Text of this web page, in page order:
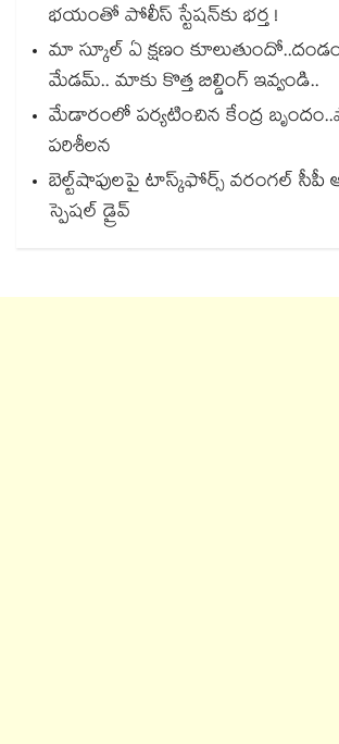
భయంతో పోలీస్ స్టేషన్⁫కు భర్త !
మా స్కూల్ ఏ క్షణం
మేడమ్.. మాకు కొత్త బిల్డింగ్ ఇవ్వండి..
మేడారంలో పర్యటించిన కేంద్ర
పరిశీలన
బెల్ట్‌‌‌‌‌‌‌‌‌‌‌‌‌‌‌‌‌‌‌‌‌‌‌‌‌‌‌‌‌‌‌‌షాపులపై టాస్క్‌‌‌‌‌‌‌‌‌‌‌‌‌‌‌‌‌‌‌‌‌‌‌‌‌‌‌‌‌‌‌‌ఫోర్స్ వరంగల్‌‌‌‌‌‌‌‌‌‌‌‌‌‌‌‌‌‌‌‌‌‌‌‌‌‌‌‌‌‌‌‌
స్పెషల్ డ్రైవ్‌‌‌‌‌‌‌‌‌‌‌‌‌‌‌‌‌‌‌‌‌‌‌‌‌‌‌‌‌‌‌‌